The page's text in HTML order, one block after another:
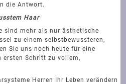
die Antwort.
Haar
sind mehr als nur ästhetische
zu einem selbstbewussteren,
Sie uns noch heute für eine
ersten Schritt zu vollem,
Herren Ihr Leben verändern